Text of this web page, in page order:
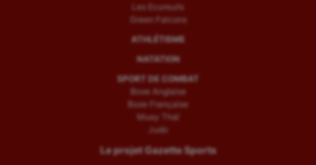
Les Ecureuils
Green Falcons
ATHLÉTISME
NATATION
SPORT DE COMBAT
Boxe Anglaise
Boxe Française
Muay Thaï
Judo
Le projet Gazette Sports